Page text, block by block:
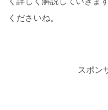
くださいね。
スポン